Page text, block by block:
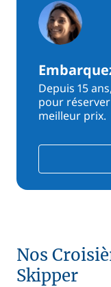
Depuis 15
pour
meilleur prix.
Nos
Skipper